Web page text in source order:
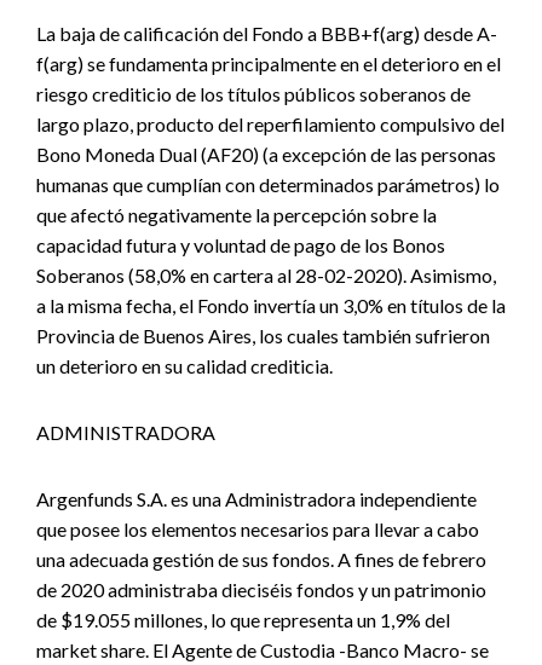
La baja de calificación del Fondo a BBB+f(arg) desde A-
f(arg) se fundamenta principalmente en el deterioro en el
riesgo crediticio de los títulos públicos soberanos de
largo plazo, producto del reperfilamiento compulsivo del
Bono Moneda Dual (AF20) (a excepción de las personas
humanas que cumplían con determinados parámetros) lo
que afectó negativamente la percepción sobre la
capacidad futura y voluntad de pago de los Bonos
Soberanos (58,0% en cartera al 28-02-2020). Asimismo,
a la misma fecha, el Fondo invertía un 3,0% en títulos de la
Provincia de Buenos Aires, los cuales también sufrieron
un deterioro en su calidad crediticia.
ADMINISTRADORA
Argenfunds S.A. es una Administradora independiente
que posee los elementos necesarios para llevar a cabo
una adecuada gestión de sus fondos. A fines de febrero
de 2020 administraba dieciséis fondos y un patrimonio
de $19.055 millones, lo que representa un 1,9% del
market share. El Agente de Custodia -Banco Macro- se